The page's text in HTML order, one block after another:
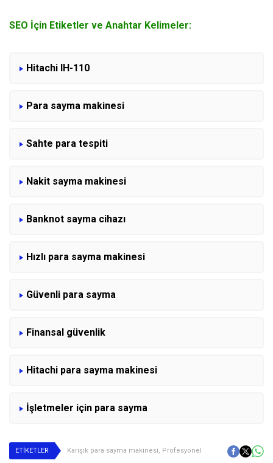
SEO İçin Etiketler ve Anahtar Kelimeler:
Hitachi IH-110
Para sayma makinesi
Sahte para tespiti
Nakit sayma makinesi
Banknot sayma cihazı
Hızlı para sayma makinesi
Güvenli para sayma
Finansal güvenlik
Hitachi para sayma makinesi
İşletmeler için para sayma
ETİKETLER Karışık para sayma makinesi​, Profesyonel